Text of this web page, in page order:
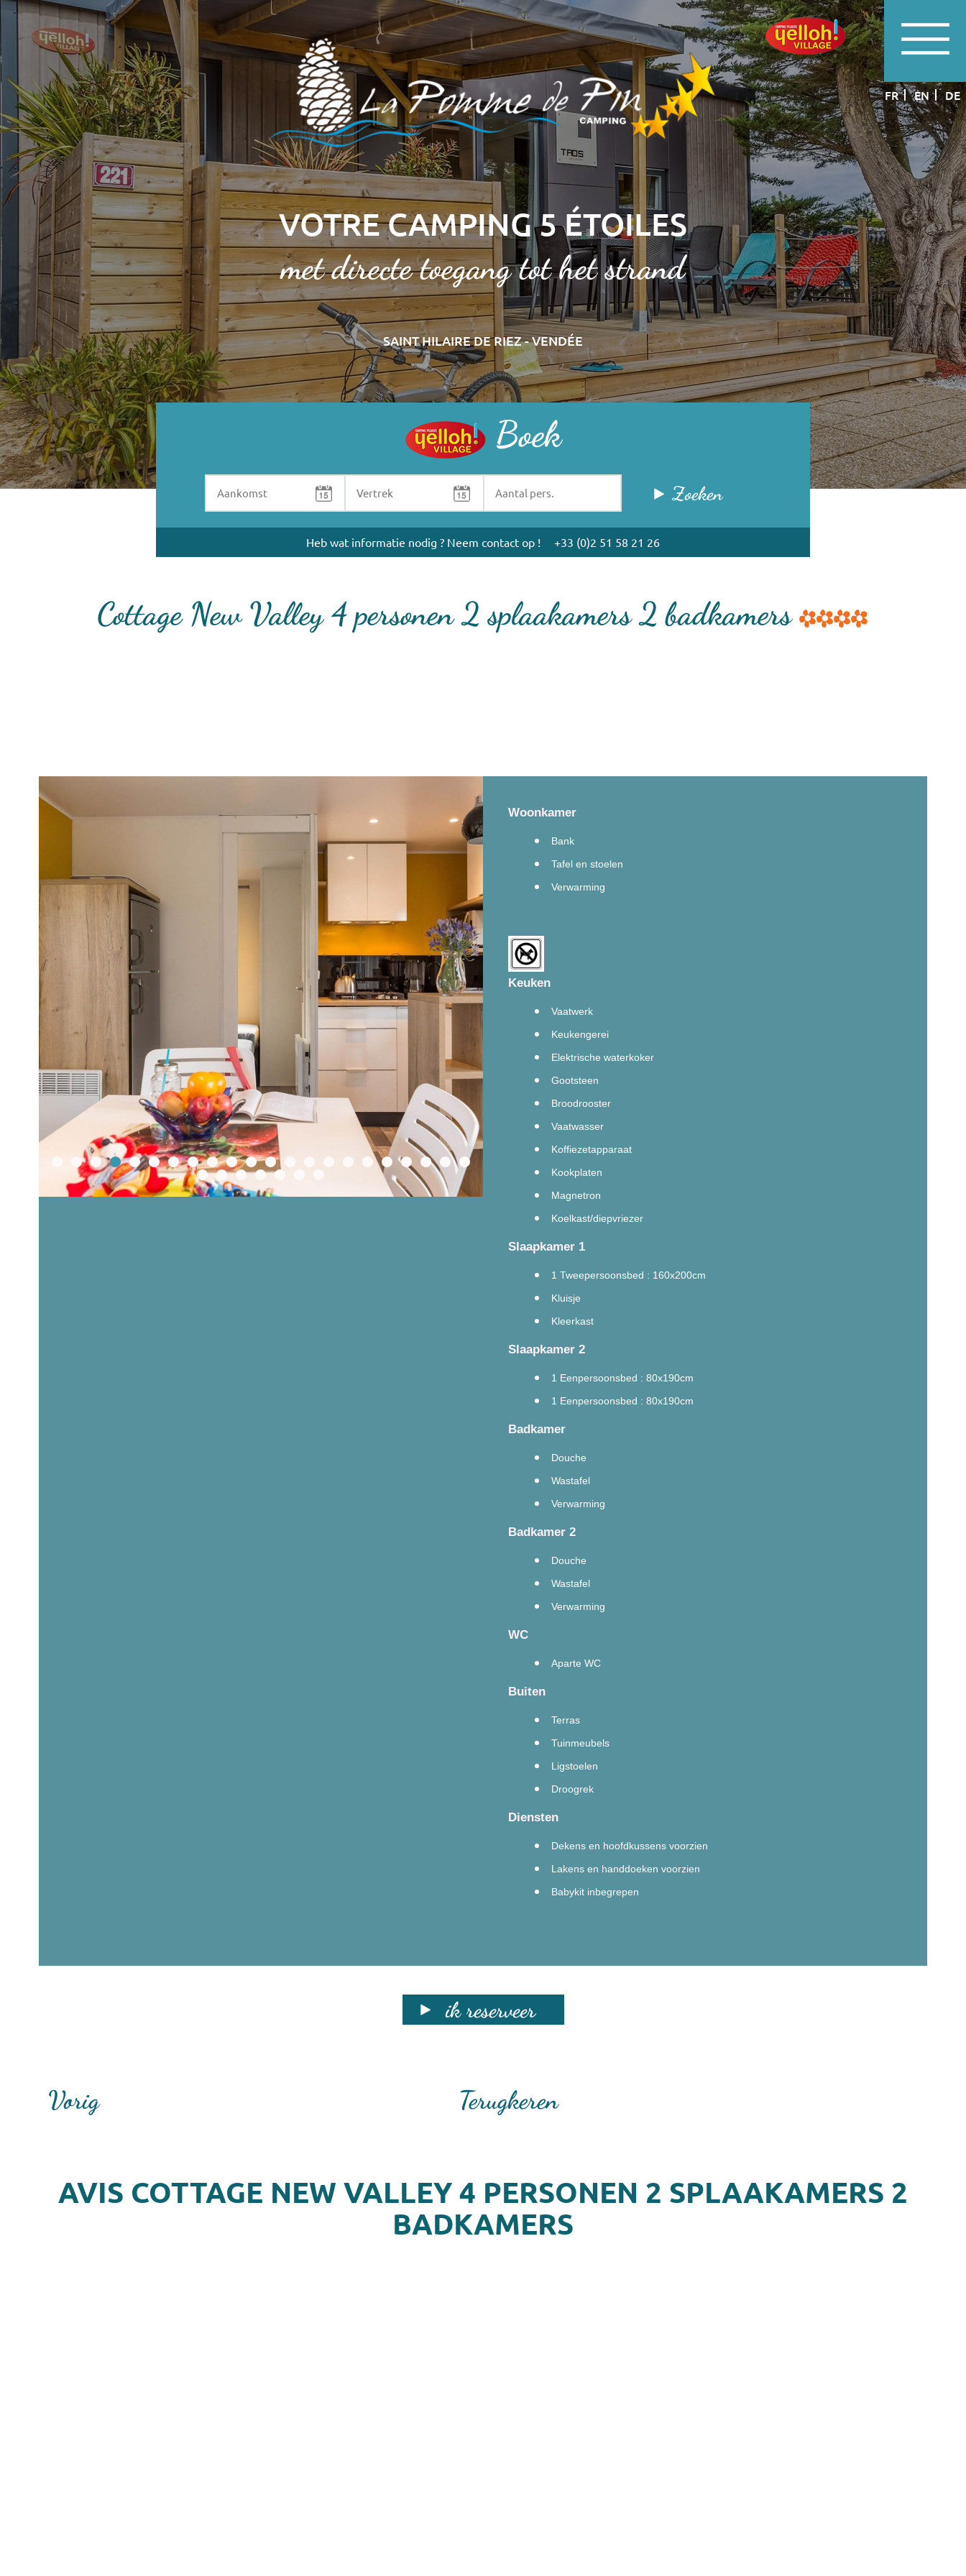
Cookies beheer paneel
FR EN DE
VOTRE CAMPING 5 ÉTOILES
met directe toegang tot het strand
SAINT HILAIRE DE RIEZ - VENDÉE
Boek
Zoeken
Heb wat informatie nodig ? Neem contact op ! +33 (0)2 51 58 21 26
Cottage New Valley 4 personen 2 splaakamers 2 badkamers
Woonkamer
Bank
Tafel en stoelen
Verwarming
Keuken
Vaatwerk
Keukengerei
Elektrische waterkoker
Gootsteen
Broodrooster
Vaatwasser
Koffiezetapparaat
Kookplaten
Magnetron
Koelkast/diepvriezer
Slaapkamer 1
1 Tweepersoonsbed : 160x200cm
Kluisje
Kleerkast
Slaapkamer 2
1 Eenpersoonsbed : 80x190cm
1 Eenpersoonsbed : 80x190cm
Badkamer
Douche
Wastafel
Verwarming
Badkamer 2
Douche
Wastafel
Verwarming
WC
Aparte WC
Buiten
Terras
Tuinmeubels
Ligstoelen
Droogrek
Diensten
Dekens en hoofdkussens voorzien
Lakens en handdoeken voorzien
Babykit inbegrepen
ik reserveer
Vorig Terugkeren
AVIS COTTAGE NEW VALLEY 4 PERSONEN 2 SPLAAKAMERS 2
BADKAMERS